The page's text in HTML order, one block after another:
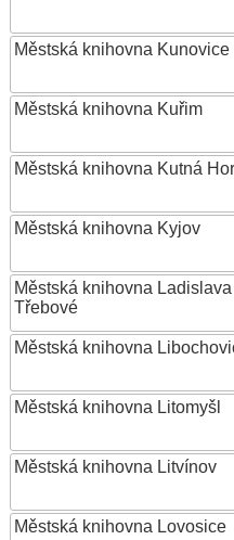
Městská knihovna Kunovice
Městská knihovna Kuřim
Městská knihovna Kutná
Městská knihovna Kyjov
Městská knihovna
Třebové
Městská knihovna
Městská knihovna Litomyšl
Městská knihovna Litvínov
Městská knihovna Lovosice